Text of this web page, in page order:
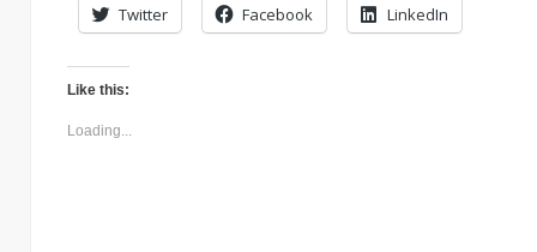
Twitter Facebook LinkedIn
Like this:
Loading...